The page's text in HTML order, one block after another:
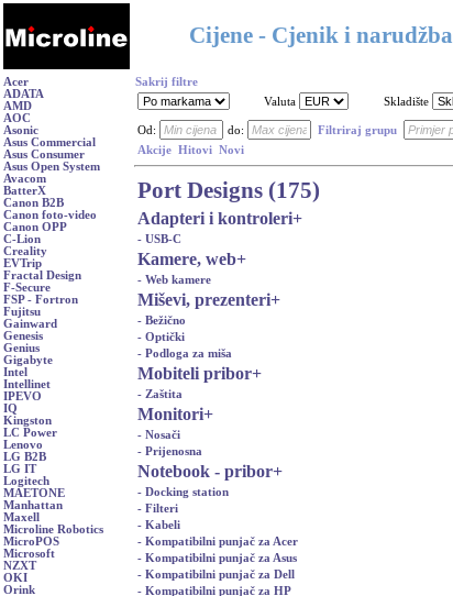
Cijene - Cjenik i narudžba
Acer
ADATA
AMD
AOC
Asonic
Asus Commercial
Asus Consumer
Asus Open System
Avacom
BatterX
Canon B2B
Canon foto-video
Canon OPP
C-Lion
Creality
EVTrip
Fractal Design
F-Secure
FSP - Fortron
Fujitsu
Gainward
Genesis
Genius
Gigabyte
Intel
Intellinet
IPEVO
IQ
Kingston
LC Power
Lenovo
LG B2B
LG IT
Logitech
MAETONE
Manhattan
Maxell
Microline Robotics
MicroPOS
Microsoft
NZXT
OKI
Orink
Sakrij filtre
Valuta
Skladište
Od: do:
Filtriraj grupu
Akcije Hitovi Novi
Port Designs (175)
Adapteri i kontroleri+
- USB-C
Kamere, web+
- Web kamere
Miševi, prezenteri+
- Bežično
- Optički
- Podloga za miša
Mobiteli pribor+
- Zaštita
Monitori+
- Nosači
- Prijenosna
Notebook - pribor+
- Docking station
- Filteri
- Kabeli
- Kompatibilni punjač za Acer
- Kompatibilni punjač za Asus
- Kompatibilni punjač za Dell
- Kompatibilni punjač za HP